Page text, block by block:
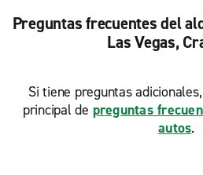
Preguntas frecuentes del
Las Vegas,
Si tiene preguntas
principal de preguntas
autos.